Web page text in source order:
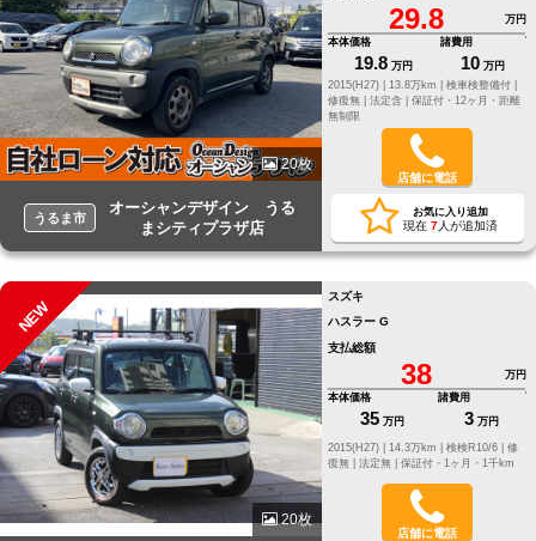
20枚
うるま市
オーシャンデザイン うる
まシティプラザ店
29.8
万円
本体価格
19.8 万円
諸費用
10 万円
2015(H27) |
13.8万km |
検車検整備付 |
修復無 | 法定含 | 保証付・12ヶ月・距離
無制限
店舗に電話
お気に入り追加
現在 7人が追加済
NEW
20枚
スズキ
ハスラー G
支払総額
38
万円
本体価格
35 万円
諸費用
3 万円
修
復無 | 法定無 | 保証付・1ヶ月・1千km
店舗に電話